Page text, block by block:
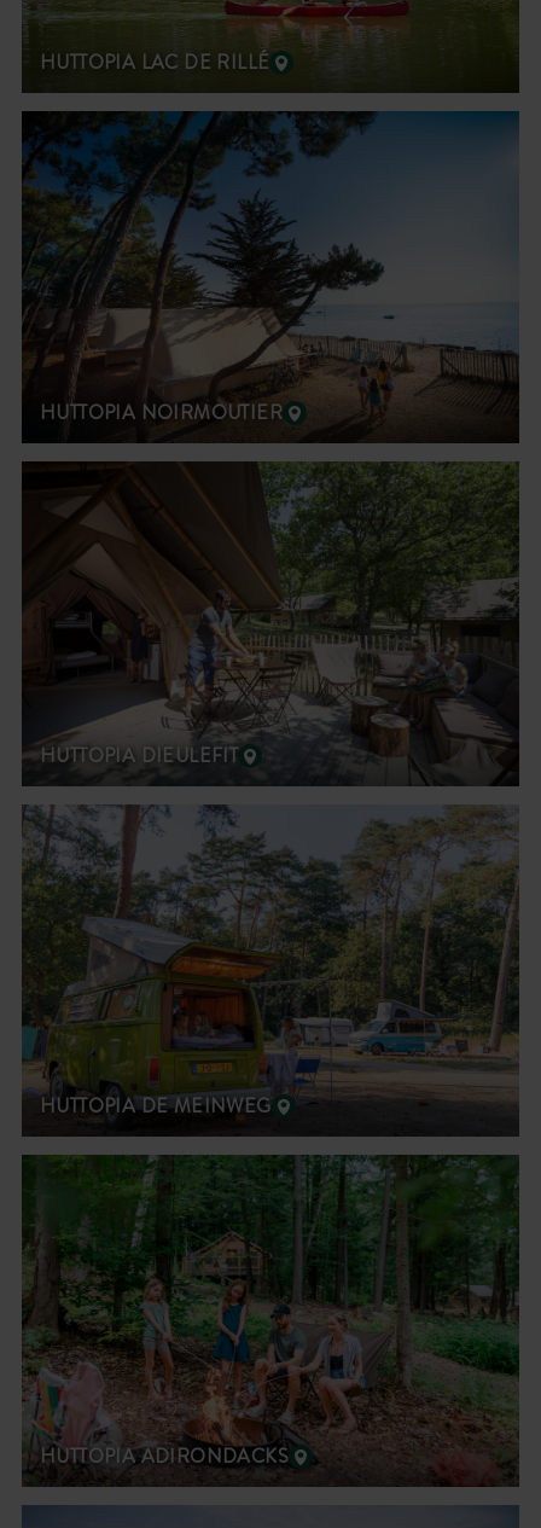
HUTTOPIA LAC DE RILLÉ
HUTTOPIA NOIRMOUTIER
HUTTOPIA DIEULEFIT
HUTTOPIA DE MEINWEG
HUTTOPIA ADIRONDACKS